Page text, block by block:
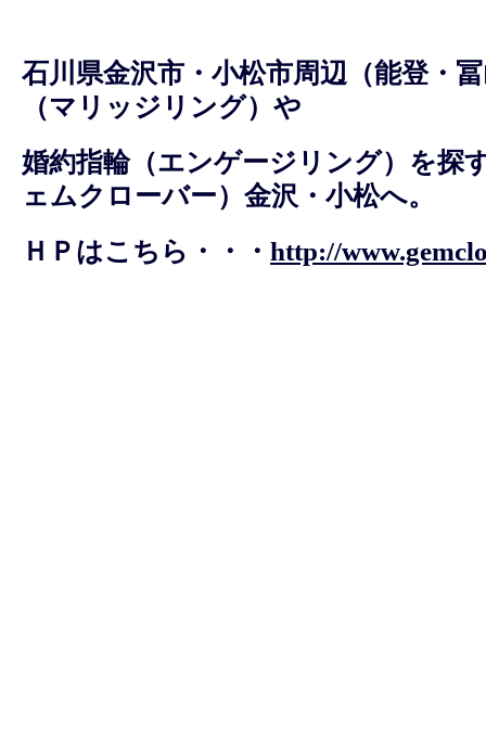
石川県金沢市・小松市周辺（能登・
（マリッジリング）や
婚約指輪（エンゲージリング）を探
ェムクローバー）金沢・小松へ。
ＨＰはこちら・・・ http://